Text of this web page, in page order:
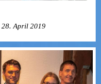
28. April 2019